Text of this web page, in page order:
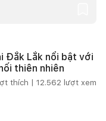
Đắk Lắk nổi bật với
thiên nhiên
thích | 12.562 lượt xem